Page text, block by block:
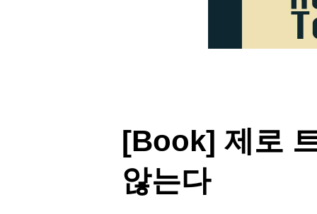
[Book] 제로
않는다